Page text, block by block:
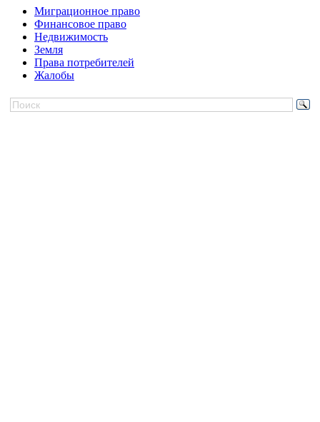
Миграционное право
Финансовое право
Недвижимость
Земля
Права потребителей
Жалобы